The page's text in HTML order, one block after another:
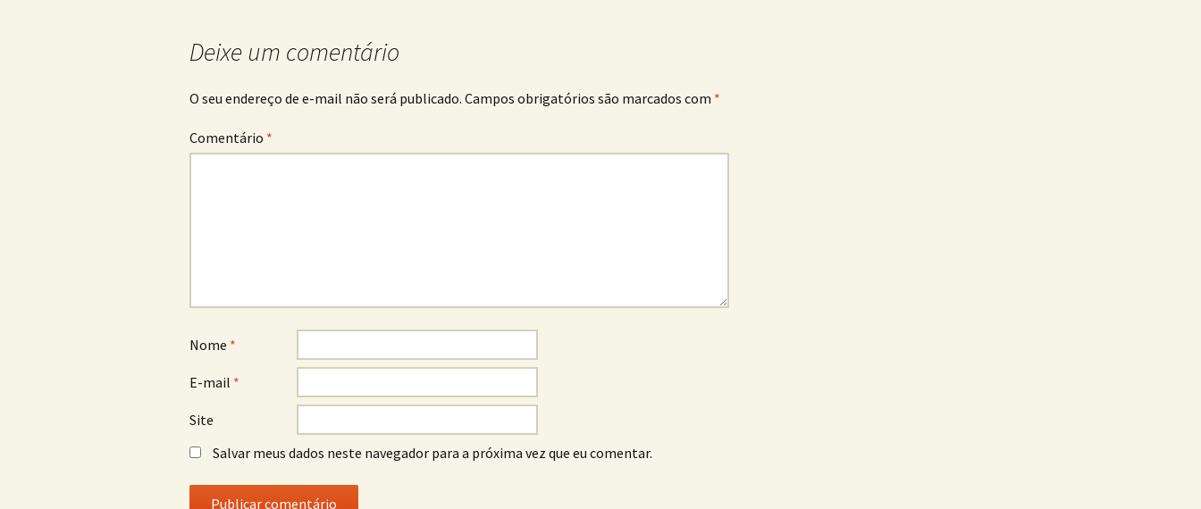
Deixe um comentário
O seu endereço de e-mail não será publicado. Campos obrigatórios são marcados com *
Comentário *
Nome *
E-mail *
Site
Salvar meus dados neste navegador para a próxima vez que eu comentar.